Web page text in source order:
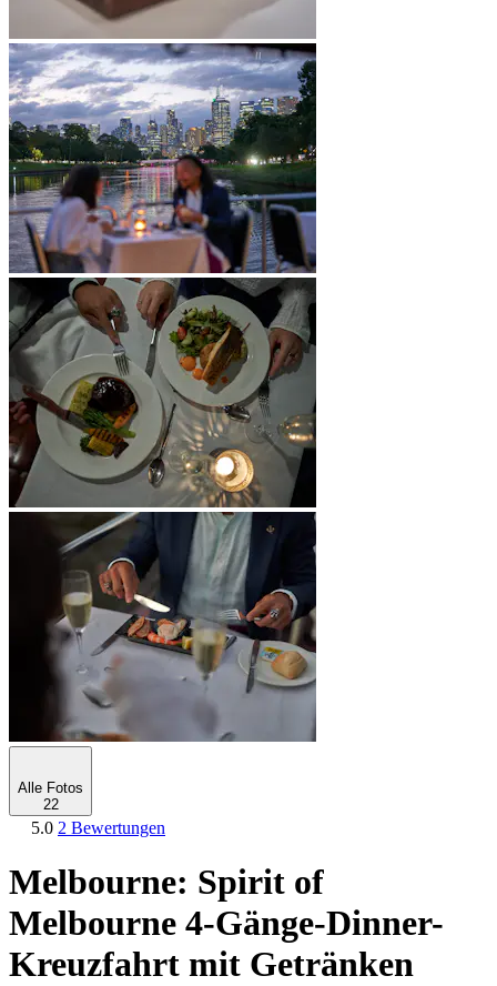
Alle Fotos
22
5.0 2 Bewertungen
Melbourne: Spirit of
Melbourne 4-Gänge-Dinner-
Kreuzfahrt mit Getränken